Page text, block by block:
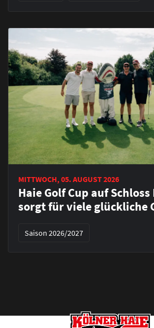
MITTWOCH, 05. AUGUST 2026
Haie Golf Cup auf Schloss
sorgt für viele glückliche
Saison 2026/2027